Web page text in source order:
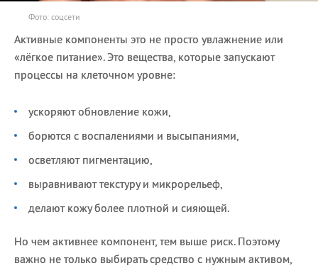
Фото: соцсети
Активные компоненты это не просто увлажнение или
«лёгкое питание». Это вещества, которые запускают
процессы на клеточном уровне:
ускоряют обновление кожи,
борются с воспалениями и высыпаниями,
осветляют пигментацию,
выравнивают текстуру и микрорельеф,
делают кожу более плотной и сияющей.
Но чем активнее компонент, тем выше риск. Поэтому
важно не только выбирать средство с нужным активом,